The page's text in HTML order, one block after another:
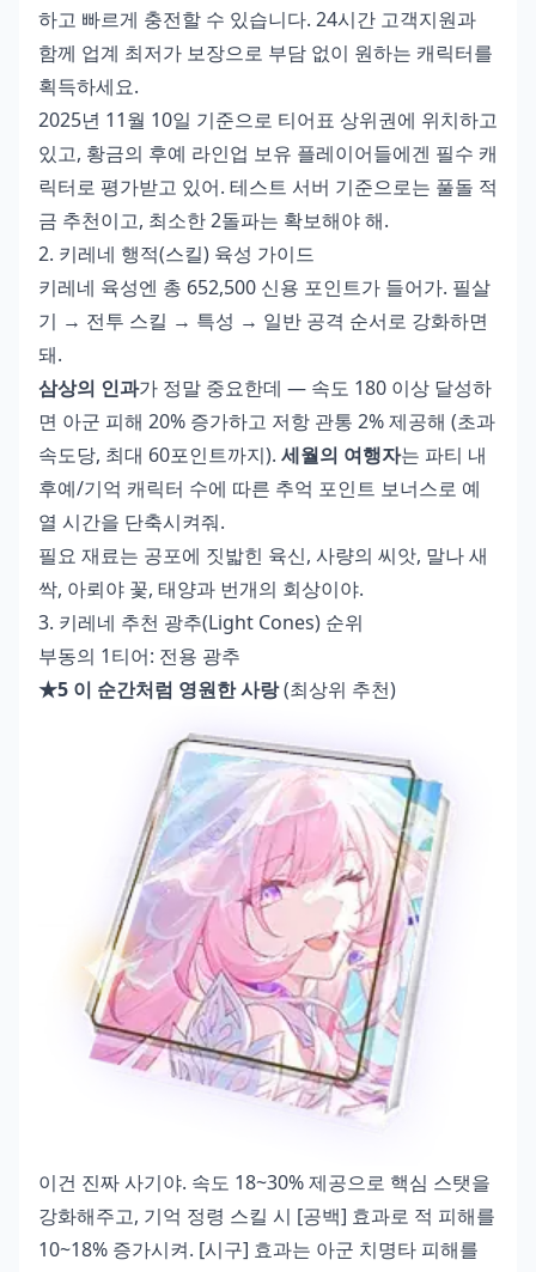
하고 빠르게 충전할 수 있습니다. 24시간 고객지원과
함께 업계 최저가 보장으로 부담 없이 원하는 캐릭터를
획득하세요.
2025년 11월 10일 기준으로 티어표 상위권에 위치하고
있고, 황금의 후예 라인업 보유 플레이어들에겐 필수 캐
릭터로 평가받고 있어. 테스트 서버 기준으로는 풀돌 적
금 추천이고, 최소한 2돌파는 확보해야 해.
2. 키레네 행적(스킬) 육성 가이드
키레네 육성엔 총 652,500 신용 포인트가 들어가. 필살
기 → 전투 스킬 → 특성 → 일반 공격 순서로 강화하면
돼.
삼상의 인과가 정말 중요한데 — 속도 180 이상 달성하
면 아군 피해 20% 증가하고 저항 관통 2% 제공해 (초과
속도당, 최대 60포인트까지). 세월의 여행자는 파티 내
후예/기억 캐릭터 수에 따른 추억 포인트 보너스로 예
열 시간을 단축시켜줘.
필요 재료는 공포에 짓밟힌 육신, 사량의 씨앗, 말나 새
싹, 아뢰야 꽃, 태양과 번개의 회상이야.
3. 키레네 추천 광추(Light Cones) 순위
부동의 1티어: 전용 광추
★5 이 순간처럼 영원한 사랑(최상위 추천)
이건 진짜 사기야. 속도 18~30% 제공으로 핵심 스탯을
강화해주고, 기억 정령 스킬 시 [공백] 효과로 적 피해를
10~18% 증가시켜. [시구] 효과는 아군 치명타 피해를